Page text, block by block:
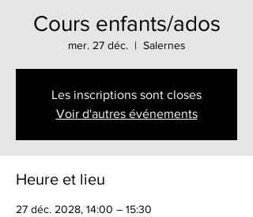
Cours enfants/ados
mer. 27 déc.
  |
Salernes
Les inscriptions sont closes
Voir d'autres événements
Heure et lieu
27 déc. 2028, 14:00 – 15:30